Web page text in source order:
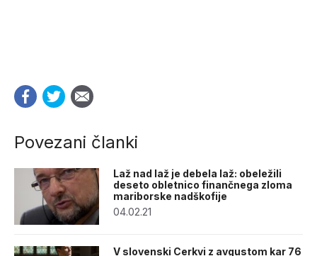
Povezani članki
Laž nad laž je debela laž: obeležili
deseto obletnico finančnega zloma
mariborske nadškofije
04.02.21
V slovenski Cerkvi z avgustom kar 76